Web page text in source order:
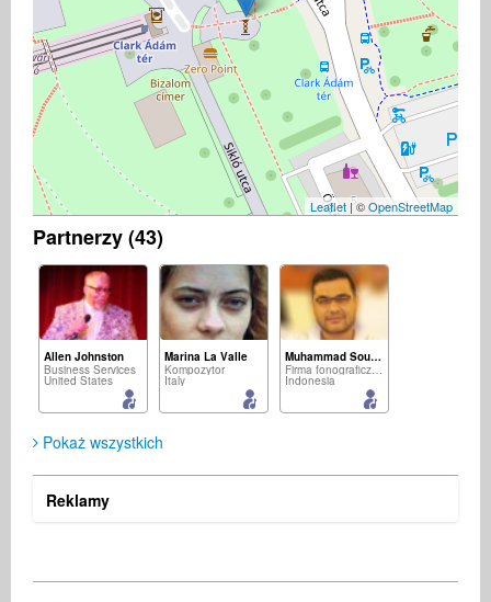
Leaflet | ©OpenStreetMap
Partnerzy (43)
Allen Johnston
Business Services
United States
Marina La Valle
Kompozytor
Italy
Muhammad Soufan
Firma fonograficzna
Indonesia
Pokaż wszystkich
Reklamy